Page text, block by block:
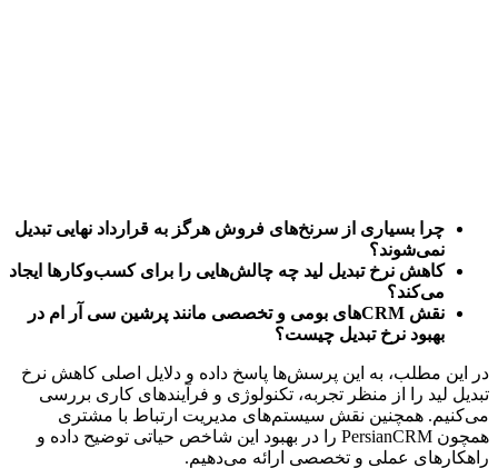
چرا بسیاری از سرنخ‌های فروش هرگز به قرارداد نهایی تبدیل
نمی‌شوند؟
کاهش نرخ تبدیل لید چه چالش‌هایی را برای کسب‌وکارها ایجاد
می‌کند؟
نقش CRM‌های بومی و تخصصی مانند پرشین سی آر ام در
بهبود نرخ تبدیل چیست؟
در این مطلب، به این پرسش‌ها پاسخ داده و دلایل اصلی کاهش نرخ
تبدیل لید را از منظر تجربه، تکنولوژی و فرآیندهای کاری بررسی
می‌کنیم. همچنین نقش سیستم‌های مدیریت ارتباط با مشتری
همچون PersianCRM را در بهبود این شاخص حیاتی توضیح داده و
راهکارهای عملی و تخصصی ارائه می‌دهیم.